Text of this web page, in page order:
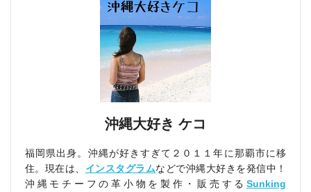
沖縄大好き ケコ
福岡県出身。沖縄が好きすぎて２０１１年に那覇市に移
住。現在は、 インスタグラムなどで沖縄大好きを発信中！
沖縄モチーフの革小物を製作・販売する Sunking